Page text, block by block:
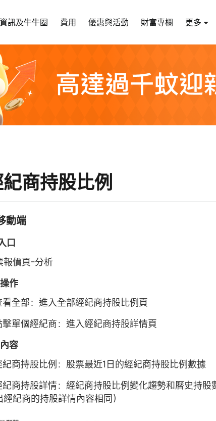
資訊及牛牛圈 費用 優惠與活動 財富專欄 更多
商持股比例
動端
口
報價頁-分析
作
看全部：進入全部經紀商持股比例頁
擊單個經紀商：進入經紀商持股詳情頁
容
紀商持股比例：股票最近1日的經紀商持股比例數據
紀商持股詳情：經紀商持股比例變化趨勢和曆史持股
經紀商的持股詳情內容相同）